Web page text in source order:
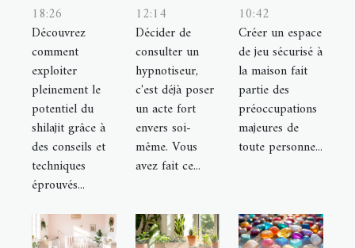
18:26
Découvrez
comment
exploiter
pleinement le
potentiel du
shilajit grâce à
des conseils et
techniques
éprouvés...
12:14
Décider de
consulter un
hypnotiseur,
c'est déjà poser
un acte fort
envers soi-
même. Vous
avez fait ce...
10:42
Créer un espace
de jeu sécurisé à
la maison fait
partie des
préoccupations
majeures de
toute personne...